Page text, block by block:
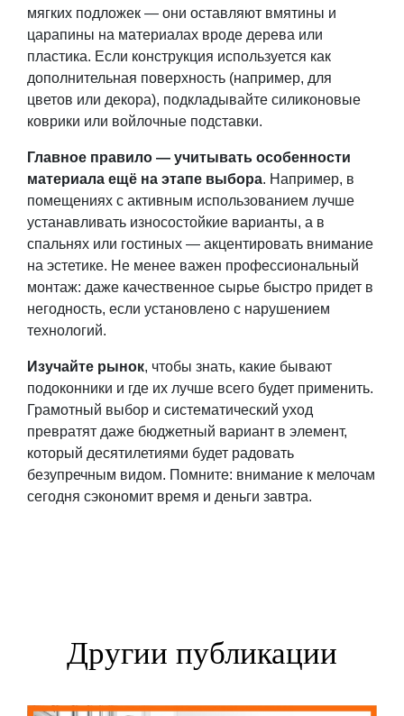
мягких подложек — они оставляют вмятины и
царапины на материалах вроде дерева или
пластика. Если конструкция используется как
дополнительная поверхность (например, для
цветов или декора), подкладывайте силиконовые
коврики или войлочные подставки.
Главное правило — учитывать особенности
материала ещё на этапе выбора. Например, в
помещениях с активным использованием лучше
устанавливать износостойкие варианты, а в
спальнях или гостиных — акцентировать внимание
на эстетике. Не менее важен профессиональный
монтаж: даже качественное сырье быстро придет в
негодность, если установлено с нарушением
технологий.
Изучайте рынок, чтобы знать, какие бывают
подоконники и где их лучше всего будет применить.
Грамотный выбор и систематический уход
превратят даже бюджетный вариант в элемент,
который десятилетиями будет радовать
безупречным видом. Помните: внимание к мелочам
сегодня сэкономит время и деньги завтра.
Другии публикации